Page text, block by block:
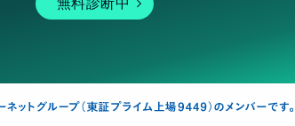
無料診断中